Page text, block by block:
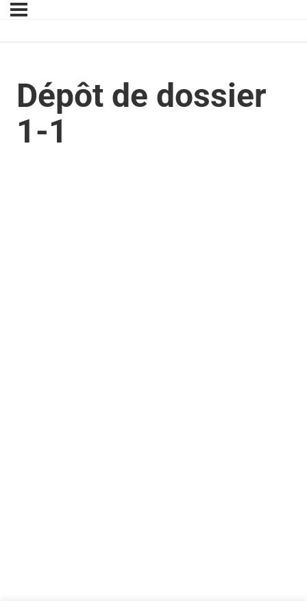
Dépôt de dossier
1-1